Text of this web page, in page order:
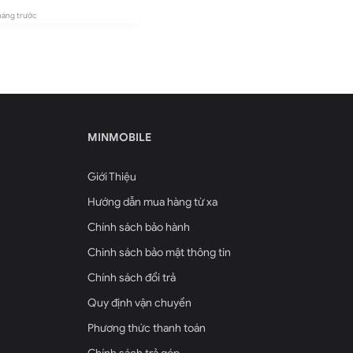
trước
MINMOBILE
Giới Thiệu
Hướng dẫn mua hàng từ xa
Chính sách bảo hành
Chinh sách bảo mật thông tin
Chính sách đổi trả
Quy định vận chuyển
Phương thức thanh toán